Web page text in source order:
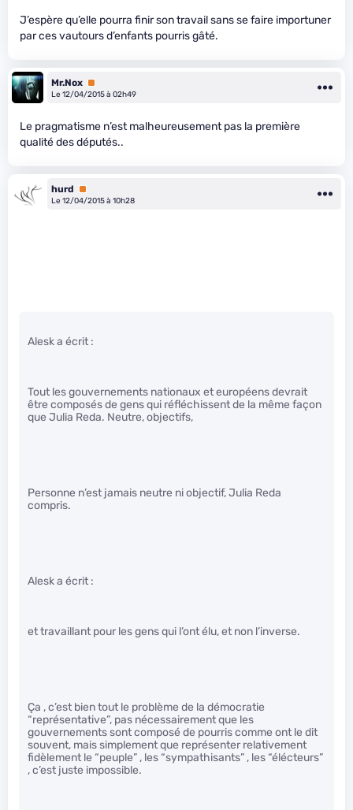
J’espère qu’elle pourra finir son travail sans se faire importuner
par ces vautours d’enfants pourris gâté.
Mr.Nox Premium
Le 12/04/2015 à 02h49
Le pragmatisme n’est malheureusement pas la première
qualité des députés..
hurd
Premium
Le 12/04/2015 à 10h28
Alesk a écrit :
Tout les gouvernements nationaux et européens devrait
être composés de gens qui réfléchissent de la même façon
que Julia Reda. Neutre, objectifs,
Personne n’est jamais neutre ni objectif, Julia Reda
compris.
Alesk a écrit :
et travaillant pour les gens qui l’ont élu, et non l’inverse.
Ça , c’est bien tout le problème de la démocratie
“représentative”, pas nécessairement que les
gouvernements sont composé de pourris comme ont le dit
souvent, mais simplement que représenter relativement
fidèlement le “peuple” , les “sympathisants” , les “élécteurs”
, c’est juste impossible.